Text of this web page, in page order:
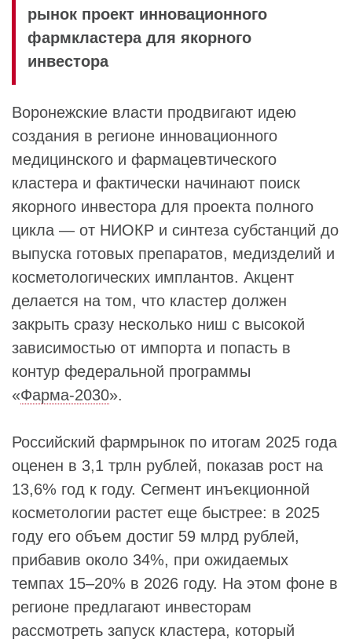
рынок проект инновационного
фармкластера для якорного
инвестора
Воронежские власти продвигают идею
создания в регионе инновационного
медицинского и фармацевтического
кластера и фактически начинают поиск
якорного инвестора для проекта полного
цикла — от НИОКР и синтеза субстанций до
выпуска готовых препаратов, медизделий и
косметологических имплантов. Акцент
делается на том, что кластер должен
закрыть сразу несколько ниш с высокой
зависимостью от импорта и попасть в
контур федеральной программы
«Фарма-2030».
Российский фармрынок по итогам 2025 года
оценен в 3,1 трлн рублей, показав рост на
13,6% год к году. Сегмент инъекционной
косметологии растет еще быстрее: в 2025
году его объем достиг 59 млрд рублей,
прибавив около 34%, при ожидаемых
темпах 15–20% в 2026 году. На этом фоне в
регионе предлагают инвесторам
рассмотреть запуск кластера, который